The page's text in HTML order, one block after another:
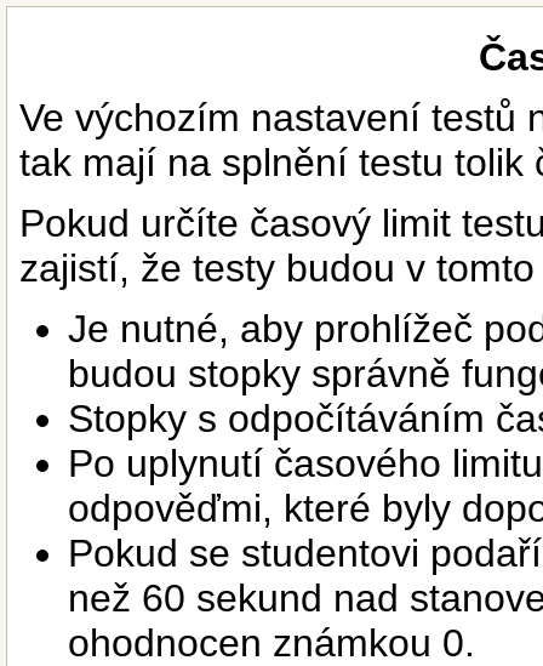
Ve výchozím nastavení testů
tak mají na splnění testu tolik
Pokud určíte časový limit
zajistí, že testy budou v
Je nutné, aby prohlížeč
budou stopky správně
Stopky s odpočítáváním
Po uplynutí časového
odpověďmi, které byly
Pokud se studentovi
než 60 sekund nad
ohodnocen známkou 0.